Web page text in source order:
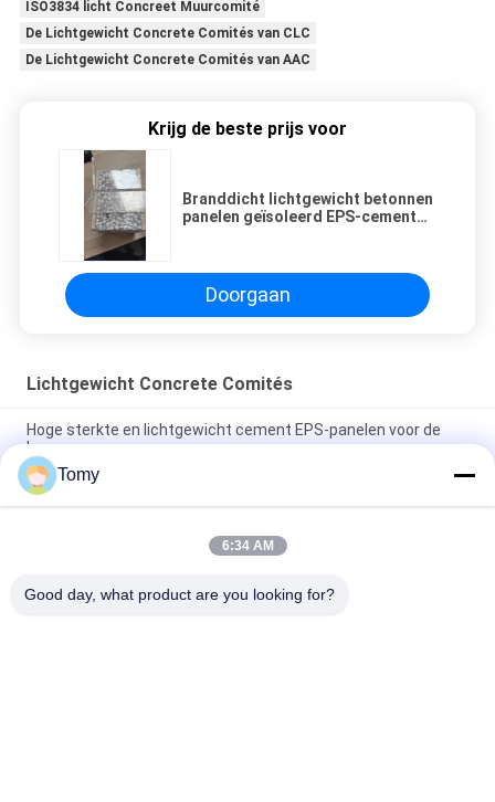
ISO3834 licht Concreet Muurcomité
De Lichtgewicht Concrete Comités van CLC
De Lichtgewicht Concrete Comités van AAC
Krijg de beste prijs voor
Branddicht lichtgewicht betonnen
panelen geïsoleerd EPS-cement
Doorgaan
Lichtgewicht Concrete Comités
Hoge sterkte en lichtgewicht cement EPS-panelen voor de
bouw
Grijs lichtgewicht betonnen panelen met geluidsabsorptie en
veelzijdige ontwerpopties
Hoge veiligheid Lichte cementplaten met geluidsabsorptie en
Tomy
6:34 AM
Good day, what product are you looking for?